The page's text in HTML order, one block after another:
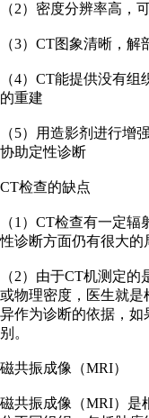
（2）密度分辨率高，
（3）CT图象清晰，解
（4）CT能提供没有
的重建
（5）用造影剂进行增
协助定性诊断
CT检查的缺点
（1）CT检查有一定
性诊断方面仍有很大的
（2）由于CT机测定
或物理密度，医生就
异作为诊断的依据，
别。
磁共振成像（MRI）
磁共振成像（MRI）是